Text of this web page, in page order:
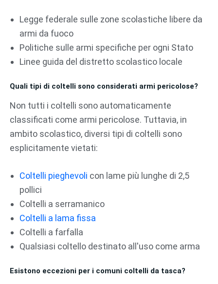
Legge federale sulle zone scolastiche libere da
armi da fuoco
Politiche sulle armi specifiche per ogni Stato
Linee guida del distretto scolastico locale
Quali tipi di coltelli sono considerati armi pericolose?
Non tutti i coltelli sono automaticamente
classificati come armi pericolose. Tuttavia, in
ambito scolastico, diversi tipi di coltelli sono
esplicitamente vietati:
Coltelli pieghevoli con lame più lunghe di 2,5
pollici
Coltelli a serramanico
Coltelli a lama fissa
Coltelli a farfalla
Qualsiasi coltello destinato all'uso come arma
Esistono eccezioni per i comuni coltelli da tasca?